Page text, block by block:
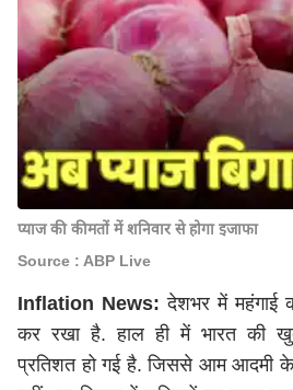
प्याज की कीमतों में शनिवार से होगा इजाफा
Source : ABP Live
Inflation News: देशभर में महंगाई
कर रखा है. हाल ही में भारत की
प्रतिशत हो गई है. जिससे आम आदमी